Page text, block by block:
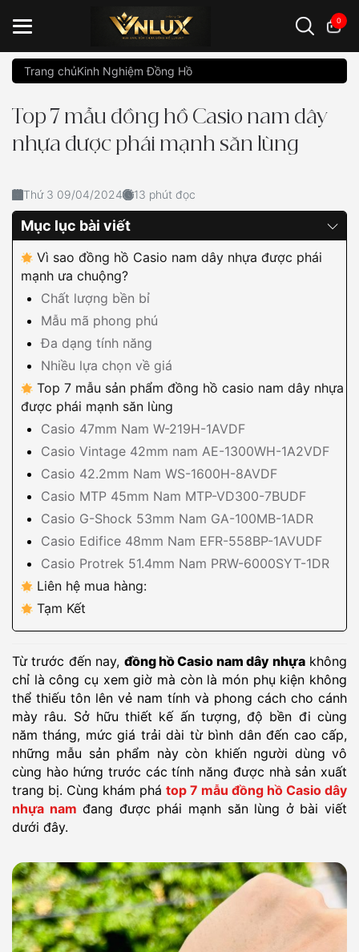
0
Đồng hồ casio đồng hồ G-Shock đồng hồ Orient
Trang chủKinh Nghiệm Đồng Hồ
Top 7 mẫu đồng hồ Casio nam dây
nhựa được phái mạnh săn lùng
Thứ 3 09/04/2024 13 phút đọc
Mục lục bài viết
Vì sao đồng hồ Casio nam dây nhựa được phái
mạnh ưa chuộng?
Chất lượng bền bỉ
Mẫu mã phong phú
Đa dạng tính năng
Nhiều lựa chọn về giá
Top 7 mẫu sản phẩm đồng hồ casio nam dây nhựa
được phái mạnh săn lùng
Casio 47mm Nam W-219H-1AVDF
Casio Vintage 42mm nam AE-1300WH-1A2VDF
Casio 42.2mm Nam WS-1600H-8AVDF
Casio MTP 45mm Nam MTP-VD300-7BUDF
Casio G-Shock 53mm Nam GA-100MB-1ADR
Casio Edifice 48mm Nam EFR-558BP-1AVUDF
Casio Protrek 51.4mm Nam PRW-6000SYT-1DR
Liên hệ mua hàng:
Tạm Kết
Từ trước đến nay, đồng hồ Casio nam dây nhựakhông
chỉ là công cụ xem giờ mà còn là món phụ kiện không
thể thiếu tôn lên vẻ nam tính và phong cách cho cánh
mày râu. Sở hữu thiết kế ấn tượng, độ bền đi cùng
năm tháng, mức giá trải dài từ bình dân đến cao cấp,
những mẫu sản phẩm này còn khiến người dùng vô
cùng hào hứng trước các tính năng được nhà sản xuất
trang bị. Cùng khám phá top 7 mẫu đồng hồ Casio dây
nhựa nam đang được phái mạnh săn lùng ở bài viết
dưới đây.